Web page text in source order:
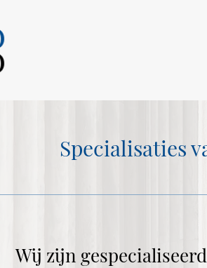
Specialisaties
Wij zijn